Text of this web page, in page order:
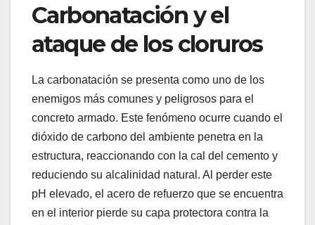
Carbonatación y el
ataque de los cloruros
La carbonatación se presenta como uno de los
enemigos más comunes y peligrosos para el
concreto armado. Este fenómeno ocurre cuando el
dióxido de carbono del ambiente penetra en la
estructura, reaccionando con la cal del cemento y
reduciendo su alcalinidad natural. Al perder este
pH elevado, el acero de refuerzo que se encuentra
en el interior pierde su capa protectora contra la